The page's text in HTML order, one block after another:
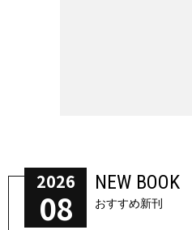
2026
08
NEW BOOK
おすすめ新刊